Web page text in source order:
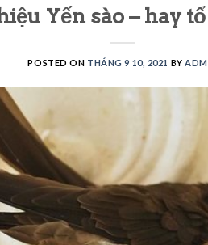
Yến sào – hay
POSTED ON THÁNG 9 10, 2021 BY